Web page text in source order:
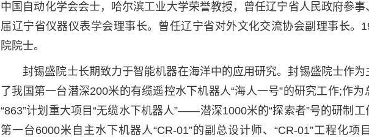
中国自动化学会会士，哈尔滨工业大学荣誉教授，曾任辽宁省人民政府参
届辽宁省仪器仪表学会理事长。曾任辽宁省对外文化交流协会副理事长。
院院士。
封锡盛院士长期致力于智能机器在海洋中的应用研究。封锡盛院士作
了我国第一台潜深200米的有缆遥控水下机器人“海人一号”的研究工作;作
“863”计划重大项目“无缆水下机器人”——潜深1000米的“探索者”号的研制
第一台6000米自主水下机器人“CR-01”的副总设计师、“CR-01”工程化项